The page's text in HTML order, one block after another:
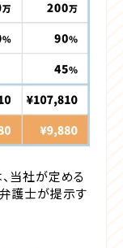
当社が定める
護士が提示す